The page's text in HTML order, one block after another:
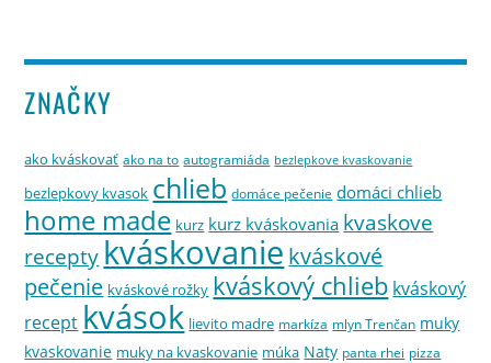
ZNAČKY
ako kváskovať ako na to autogramiáda bezlepkove kvaskovanie
bezlepkovy kvasok chlieb domáce pečenie domáci chlieb
home made kurz kurz kváskovania kvaskove
recepty kváskovanie kváskové
pečenie kváskové rožky kváskový chlieb kváskový
recept kvások lievito madre markíza mlyn Trenčan muky
kvaskovanie muky na kvaskovanie múka Naty panta rhei pizza